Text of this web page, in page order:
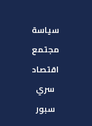
سياسة
مجتمع
اقتصاد
سري
سبور